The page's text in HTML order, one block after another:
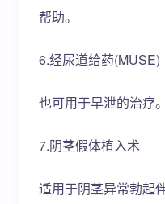
帮助。
6.经尿道给药(MUSE)
也可用于早泄的治疗。
7.阴茎假体植入术
适用于阴茎异常勃起